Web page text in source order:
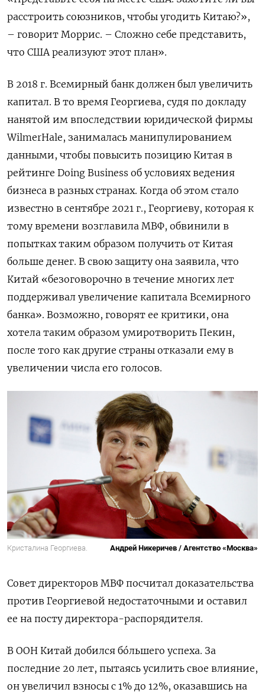
расстроить союзников, чтобы угодить Китаю?»,
– говорит Моррис. – Сложно себе представить,
что США реализуют этот план».
В 2018 г. Всемирный банк должен был увеличить
капитал. В то время Георгиева, судя по докладу
нанятой им впоследствии юридической фирмы
WilmerHale, занималась манипулированием
данными, чтобы повысить позицию Китая в
рейтинге Doing Business об условиях ведения
бизнеса в разных странах. Когда об этом стало
известно в сентябре 2021 г., Георгиеву, которая к
тому времени возглавила МВФ, обвинили в
попытках таким образом получить от Китая
больше денег. В свою защиту она заявила, что
Китай «безоговорочно в течение многих лет
поддерживал увеличение капитала Всемирного
банка». Возможно, говорят ее критики, она
хотела таким образом умиротворить Пекин,
после того как другие страны отказали ему в
увеличении числа его голосов.
Кристалина Георгиева. Андрей Никеричев / Агентство «Москва»
Совет директоров МВФ посчитал доказательства
против Георгиевой недостаточными и оставил
ее на посту директора-распорядителя.
В ООН Китай добился бóльшего успеха. За
последние 20 лет, пытаясь усилить свое влияние,
он увеличил взносы с 1% до 12%, оказавшись на